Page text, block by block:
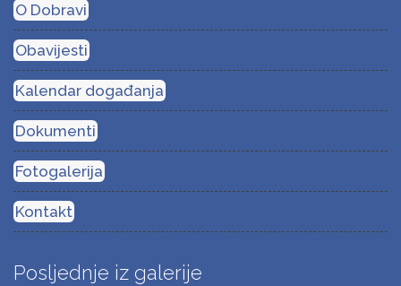
O Dobravi
Obavijesti
Kalendar događanja
Dokumenti
Fotogalerija
Kontakt
Posljednje iz galerije